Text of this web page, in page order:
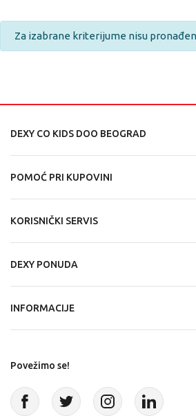
Za izabrane kriterijume nisu
DEXY CO KIDS DOO BEOGRAD
POMOĆ PRI KUPOVINI
KORISNIČKI SERVIS
DEXY PONUDA
INFORMACIJE
Povežimo se!